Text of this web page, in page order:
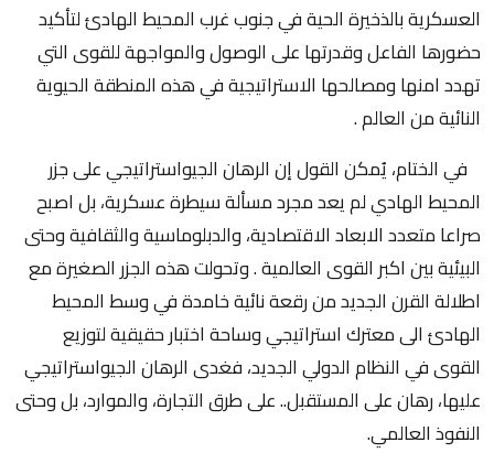
العسكرية بالذخيرة الحية في جنوب غرب المحيط الهادئ لتأكيد
حضورها الفاعل وقدرتها على الوصول والمواجهة للقوى التي
تهدد امنها ومصالحها الاستراتيجية في هذه المنطقة الحيوية
النائية من العالم .
في الختام، يُمكن القول إن الرهان الجيواستراتيجي على جزر
المحيط الهادي لم يعد مجرد مسألة سيطرة عسكرية، بل اصبح
صراعا متعدد الابعاد الاقتصادية، والدبلوماسية والثقافية وحتى
البيئية بين اكبر القوى العالمية . وتحولت هذه الجزر الصغيرة مع
اطلالة القرن الجديد من رقعة نائية خامدة في وسط المحيط
الهادئ الى معترك استراتيجي وساحة اختبار حقيقية لتوزيع
القوى في النظام الدولي الجديد، فغدى الرهان الجيواستراتيجي
عليها، رهان على المستقبل.. على طرق التجارة، والموارد، بل وحتى
النفوذ العالمي.